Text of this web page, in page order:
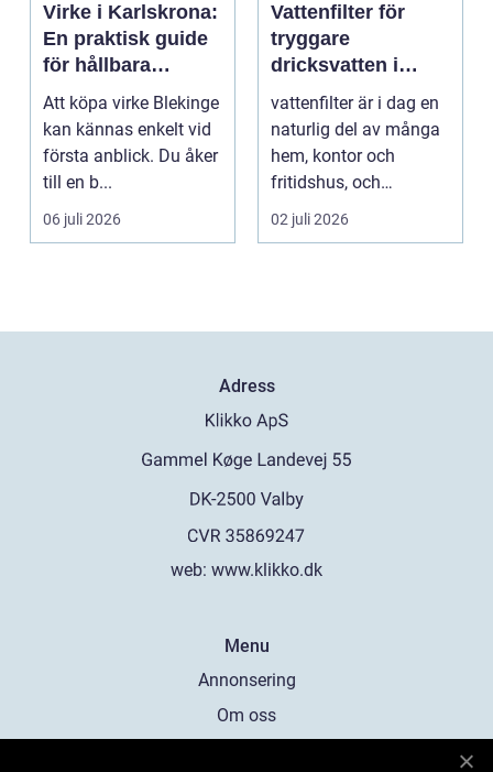
Virke i Karlskrona:
En praktisk guide
för hållbara
byggprojekt
Att köpa virke Blekinge
kan kännas enkelt vid
första anblick. Du åker
till en b...
06 juli 2026
Vattenfilter för
tryggare
dricksvatten i
vardagen
vattenfilter är i dag en
naturlig del av många
hem, kontor och
fritidshus, och
intresset ökar för va...
02 juli 2026
Adress
web: www.klikko.dk
Menu
Annonsering
Om oss